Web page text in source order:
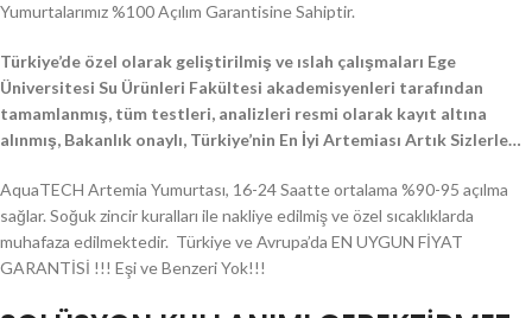
Yumurtalarımız %100 Açılım GarantisineSahiptir.
Türkiye’de özel olarak geliştirilmiş ve ıslah çalışmaları Ege
Üniversitesi Su Ürünleri Fakültesi akademisyenleri tarafından
tamamlanmış, tüm testleri, analizleri resmi olarak kayıt altına
alınmış, Bakanlık onaylı, Türkiye’nin En İyi Artemiası Artık Sizlerle…
AquaTECH Artemia Yumurtası, 16-24 Saatte ortalama %90-95 açılma
sağlar. Soğuk zincir kuralları ile nakliye edilmiş ve özel sıcaklıklarda
muhafaza edilmektedir. Türkiye ve Avrupa’da EN UYGUN FİYAT
GARANTİSİ !!! Eşi ve Benzeri Yok!!!